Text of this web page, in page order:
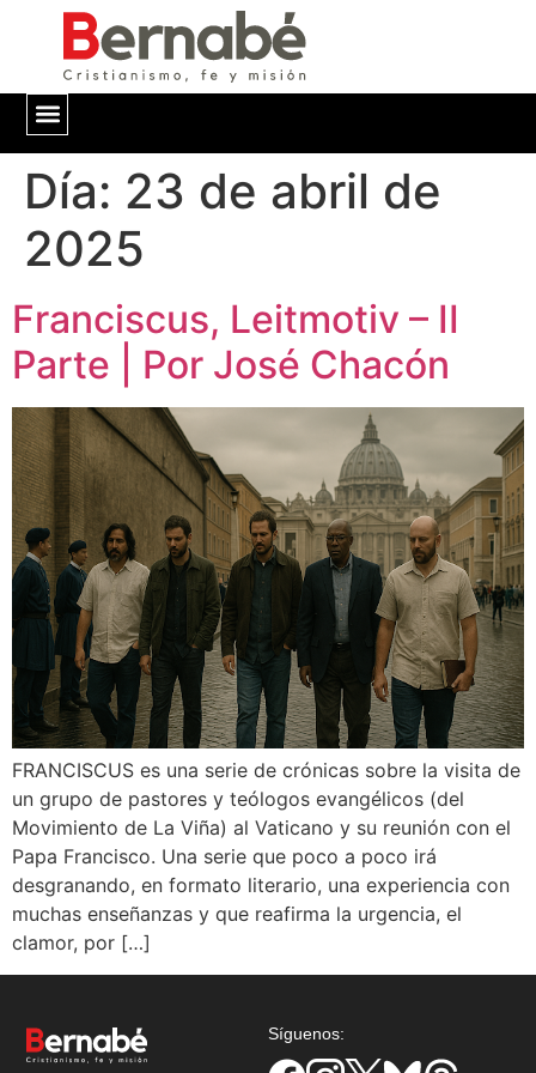
Día: 23 de abril de
2025
Franciscus, Leitmotiv – II
Parte | Por José Chacón
FRANCISCUS es una serie de crónicas sobre la visita de
un grupo de pastores y teólogos evangélicos (del
Movimiento de La Viña) al Vaticano y su reunión con el
Papa Francisco. Una serie que poco a poco irá
desgranando, en formato literario, una experiencia con
muchas enseñanzas y que reafirma la urgencia, el
clamor, por […]
Síguenos: